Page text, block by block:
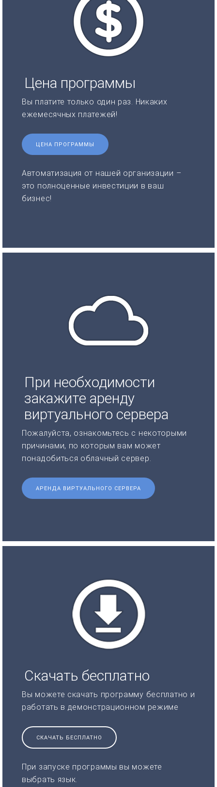
Цена программы
Вы платите только один раз. Никаких
ежемесячных платежей!
ЦЕНА ПРОГРАММЫ
Автоматизация от нашей организации –
это полноценные инвестиции в ваш
бизнес!
При необходимости
закажите аренду
виртуального сервера
Пожалуйста, ознакомьтесь с некоторыми
причинами, по которым вам может
понадобиться облачный сервер.
АРЕНДА ВИРТУАЛЬНОГО СЕРВЕРА
Скачать бесплатно
Вы можете скачать программу бесплатно и
работать в демонстрационном режиме
СКАЧАТЬ БЕСПЛАТНО
При запуске программы вы можете
выбрать язык.